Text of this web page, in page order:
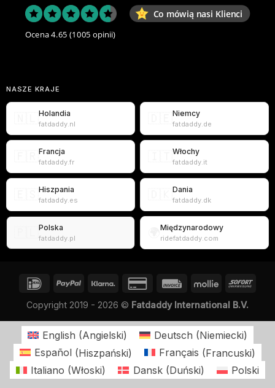
Co mówią nasi Klienci
Ocena 4.65 (1005 opinii)
NASZE KRAJE
Holandia
fatdaddy.nl
Niemcy
fatdaddy.de
Francja
fatdaddy.fr
Włochy
fatdaddy.it
Hiszpania
fatdaddy.es
Dania
fatdaddy.dk
Polska
fatdaddy.pl
Międzynarodowy
ridefatdaddy.com
Copyright 2019 - 2026 © Fatdaddy International B.V.
English (Angielski) Deutsch (Niemiecki)
Español (Hiszpański) Français (Francuski)
Italiano (Włoski) Dansk(Duński) Polski